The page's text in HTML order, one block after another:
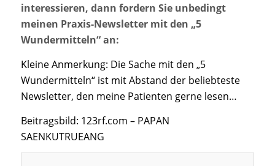
interessieren, dann fordern Sie unbedingt
meinen Praxis-Newsletter mit den „5
Wundermitteln“ an:
Kleine Anmerkung: Die Sache mit den „5
Wundermitteln“ ist mit Abstand der beliebteste
Newsletter, den meine Patienten gerne lesen…
Beitragsbild: 123rf.com – PAPAN
SAENKUTRUEANG